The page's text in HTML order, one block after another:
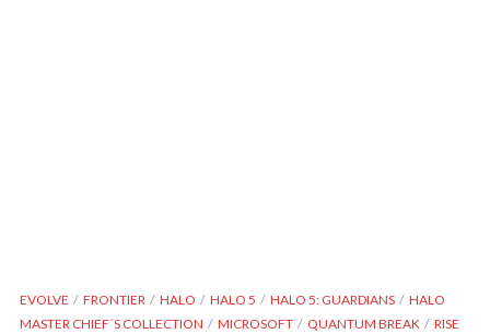
EVOLVE FRONTIER HALO HALO 5 HALO 5: GUARDIANS
HALO
MASTER CHIEF´S COLLECTION
MICROSOFT QUANTUM BREAK
RISE